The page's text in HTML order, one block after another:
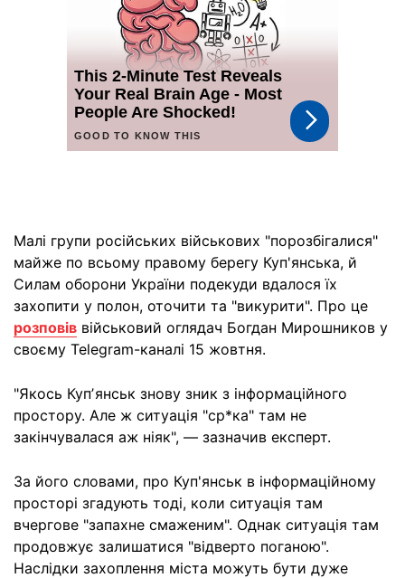
Малі групи російських військових "порозбігалися"
майже по всьому правому берегу Куп'янська, й
Силам оборони України подекуди вдалося їх
захопити у полон, оточити та "викурити". Про це
розповів військовий оглядач Богдан Мирошников у
своєму Telegram-каналі 15 жовтня.
"Якось Купʼянськ знову зник з інформаційного
простору. Але ж ситуація "ср*ка" там не
закінчувалася аж ніяк", — зазначив експерт.
За його словами, про Куп'янськ в інформаційному
просторі згадують тоді, коли ситуація там
вчергове "запахне смаженим". Однак ситуація там
продовжує залишатися "відверто поганою".
Наслідки захоплення міста можуть бути дуже